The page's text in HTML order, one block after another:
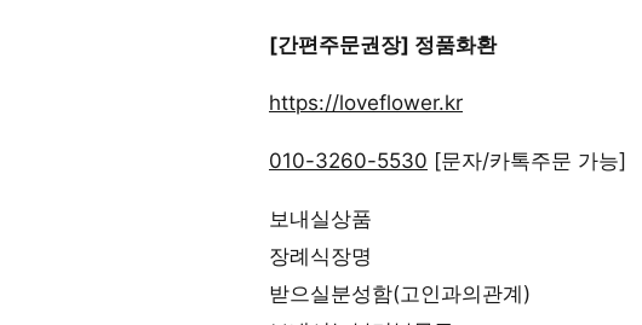
[간편주문권장] 정품화환
https://loveflower.kr
010-3260-5530 [문자/카톡주문 가능]
보내실상품
장례식장명
받으실분성함(고인과의관계)